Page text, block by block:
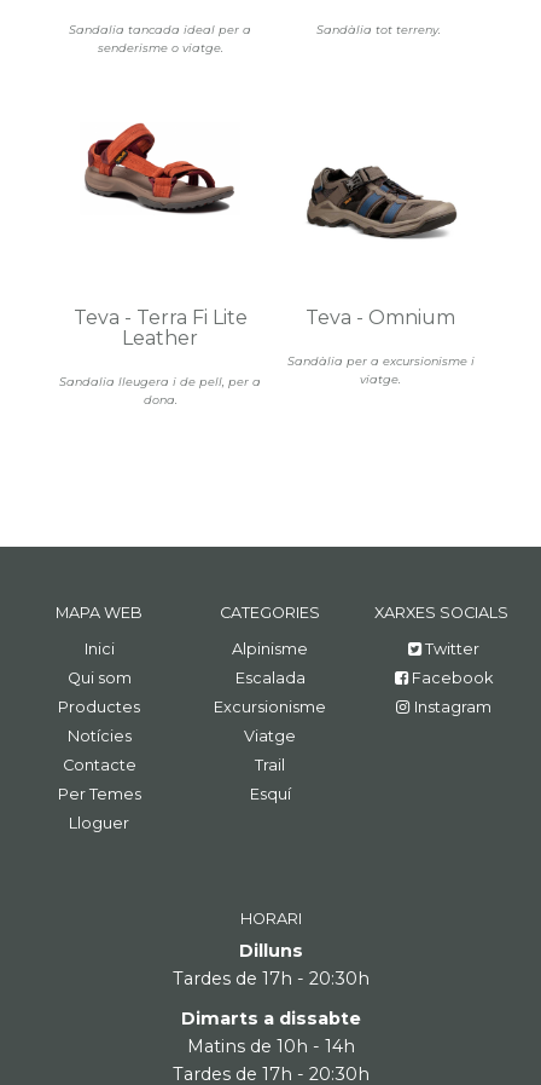
Sandalia tancada ideal per a
senderisme o viatge.
Sandàlia tot terreny.
Sandalia lleugera i de pell, per a
dona.
Teva - Terra Fi Lite
Leather
Sandàlia per a excursionisme i
viatge.
Teva - Omnium
MAPA WEB
Inici
Qui som
Productes
Notícies
Contacte
Per Temes
Lloguer
CATEGORIES
Alpinisme
Escalada
Excursionisme
Viatge
Trail
Esquí
XARXES SOCIALS
Twitter
Facebook
Instagram
HORARI
Dilluns
Tardes de 17h - 20:30h
Dimarts a dissabte
Matins de 10h - 14h
Tardes de 17h - 20:30h